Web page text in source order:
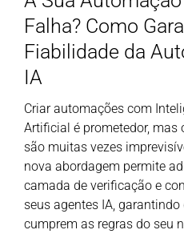
Falha? Como
Fiabilidade da
IA
Criar automações com
Artificial é prometedor, mas
são muitas vezes
nova abordagem permite
camada de verificação e
seus agentes IA, garantindo
cumprem as regras do seu